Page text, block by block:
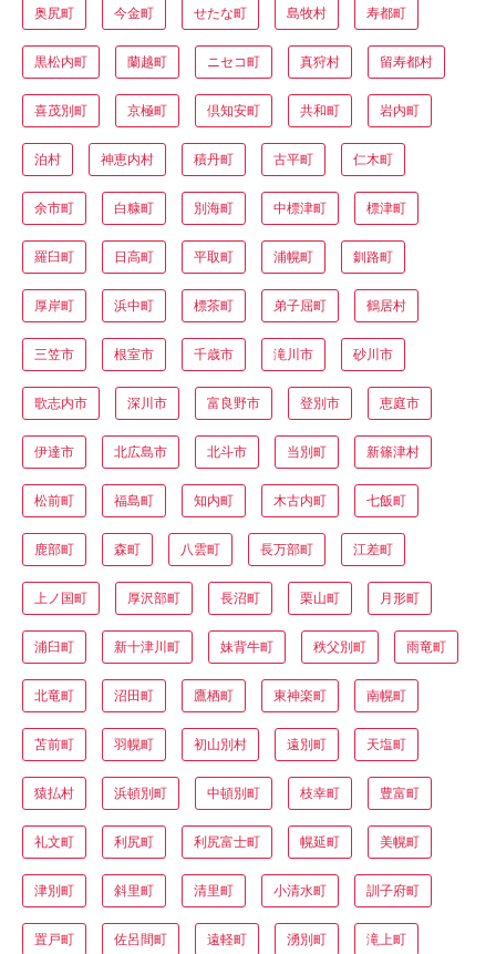
奥尻町 今金町 せたな町 島牧村 寿都町
黒松内町 蘭越町 ニセコ町 真狩村 留寿都村
喜茂別町 京極町 倶知安町 共和町 岩内町
泊村 神恵内村 積丹町 古平町 仁木町
余市町 白糠町 別海町 中標津町 標津町
羅臼町 日高町 平取町 浦幌町 釧路町
厚岸町 浜中町 標茶町 弟子屈町 鶴居村
三笠市 根室市 千歳市 滝川市 砂川市
歌志内市 深川市 富良野市 登別市 恵庭市
伊達市 北広島市 北斗市 当別町 新篠津村
松前町 福島町 知内町 木古内町 七飯町
鹿部町 森町 八雲町 長万部町 江差町
上ノ国町 厚沢部町 長沼町 栗山町 月形町
浦臼町 新十津川町 妹背牛町 秩父別町 雨竜町
北竜町 沼田町 鷹栖町 東神楽町 南幌町
苫前町 羽幌町 初山別村 遠別町 天塩町
猿払村 浜頓別町 中頓別町 枝幸町 豊富町
礼文町 利尻町 利尻富士町 幌延町 美幌町
津別町 斜里町 清里町 小清水町 訓子府町
置戸町 佐呂間町 遠軽町 湧別町 滝上町